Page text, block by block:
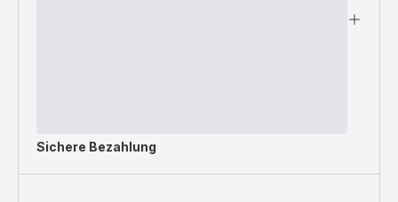
Sichere Bezahlung